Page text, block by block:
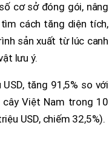
cơ sở đóng gói, nâng
cách tăng diện tích,
sản xuất từ lúc canh
lưu ý.
tăng 91,5% so với
Việt Nam trong 10
USD, chiếm 32,5%).